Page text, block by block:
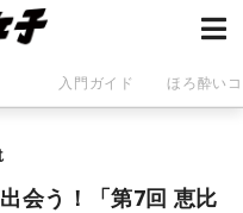
入門ガイド ほろ酔い
会う！「第7回 恵比